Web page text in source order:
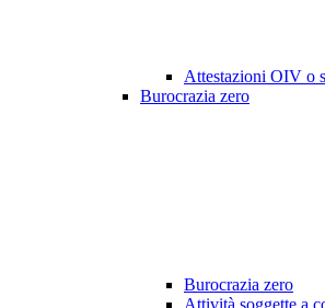
Attestazioni OIV o
Burocrazia zero
Burocrazia zero